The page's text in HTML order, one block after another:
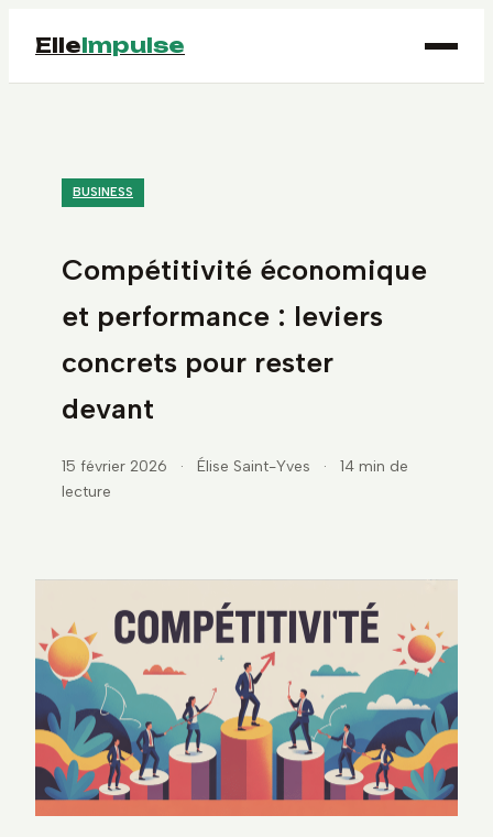
ElleImpulse
BUSINESS
Compétitivité économique
et performance : leviers
concrets pour rester
devant
15 février 2026 · Élise Saint-Yves ·
14 min de
lecture